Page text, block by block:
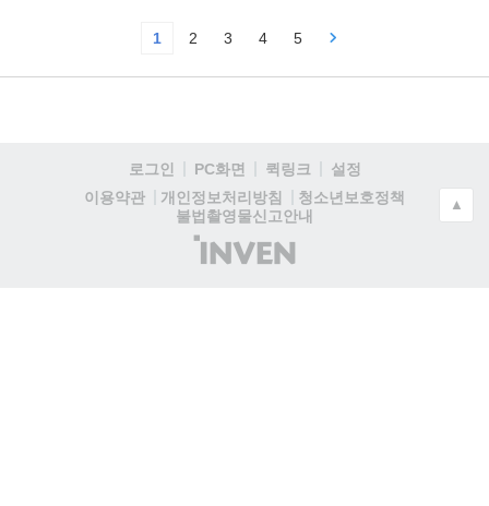
1 2 3 4 5
로그인 PC화면 퀵링크
설정
이용약관
개인정보처리방침
청소년보호정책
불법촬영물신고안내
(주)
인
▲